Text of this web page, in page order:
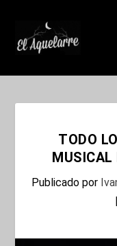
TODO
MUSICAL
Publicado por
|